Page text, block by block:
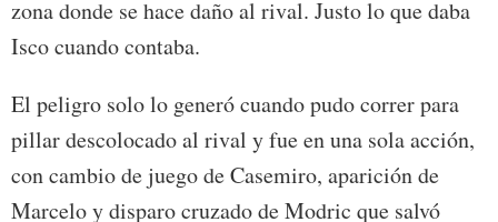
zona donde se hace daño al rival. Justo lo que daba
Isco cuando contaba.
El peligro solo lo generó cuando pudo correr para
pillar descolocado al rival y fue en una sola acción,
con cambio de juego de Casemiro, aparición de
Marcelo y disparo cruzado de Modric que salvó